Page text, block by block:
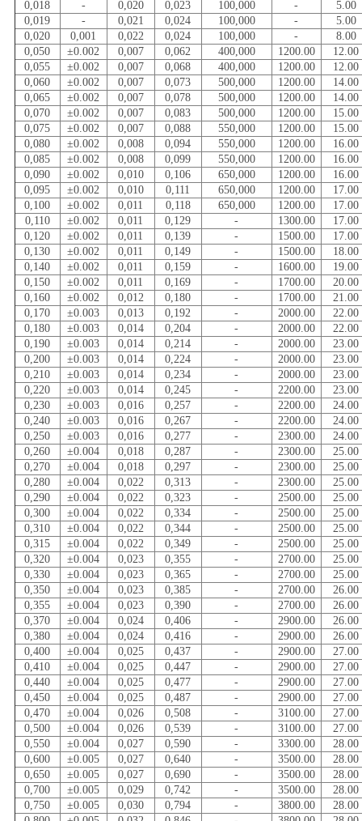
0,018 - 0,020 0,023 100,000 -
5.00
0,019
- 0,021 0,024 100,000 -
5.00
0,020
0,001 0,022 0,024 100,000 -
8.00
0,050
±0.002 0,007 0,062 400,000 1200.00
12.00
0,055
±0.002 0,007 0,068 400,000 1200.00
12.00
0,060
±0.002 0,007 0,073 500,000 1200.00
14.00
0,065
±0.002 0,007 0,078 500,000 1200.00
14.00
0,070
±0.002 0,007 0,083 500,000 1200.00
15.00
0,075
±0.002 0,007 0,088 550,000 1200.00
15.00
0,080
±0.002 0,008 0,094 550,000 1200.00
16.00
0,085
±0.002 0,008 0,099 550,000 1200.00
16.00
0,090
±0.002 0,010 0,106 650,000 1200.00
16.00
0,095
±0.002 0,010 0,111 650,000 1200.00
17.00
0,100
±0.002 0,011 0,118 650,000 1200.00
17.00
0,110
±0.002 0,011 0,129 - 1300.00
17.00
0,120
±0.002 0,011 0,139 - 1500.00
17.00
0,130
±0.002 0,011 0,149 - 1500.00
18.00
0,140
±0.002 0,011 0,159 - 1600.00
19.00
0,150
±0.002 0,011 0,169 - 1700.00
20.00
0,160
±0.002 0,012 0,180 - 1700.00
21.00
0,170
±0.003 0,013 0,192 - 2000.00
22.00
0,180
±0.003 0,014 0,204 - 2000.00
22.00
0,190
±0.003 0,014 0,214 - 2000.00
23.00
0,200
±0.003 0,014 0,224 - 2000.00
23.00
0,210
±0.003 0,014 0,234 - 2000.00
23.00
0,220
±0.003 0,014 0,245 - 2200.00
23.00
0,230
±0.003 0,016 0,257 - 2200.00
24.00
0,240
±0.003 0,016 0,267 - 2200.00
24.00
0,250
±0.003 0,016 0,277 - 2300.00
24.00
0,260
±0.004 0,018 0,287 - 2300.00
25.00
0,270
±0.004 0,018 0,297 - 2300.00
25.00
0,280
±0.004 0,022 0,313 - 2300.00
25.00
0,290
±0.004 0,022 0,323 - 2500.00
25.00
0,300
±0.004 0,022 0,334 - 2500.00
25.00
0,310
±0.004 0,022 0,344 - 2500.00
25.00
0,315
±0.004 0,022 0,349 - 2500.00
25.00
0,320
±0.004 0,023 0,355 - 2700.00
25.00
0,330
±0.004 0,023 0,365 - 2700.00
25.00
0,350
±0.004 0,023 0,385 - 2700.00
26.00
0,355
±0.004 0,023 0,390 - 2700.00
26.00
0,370
±0.004 0,024 0,406 - 2900.00
26.00
0,380
±0.004 0,024 0,416 - 2900.00
26.00
0,400
±0.004 0,025 0,437 - 2900.00
27.00
0,410
±0.004 0,025 0,447 - 2900.00
27.00
0,440
±0.004 0,025 0,477 - 2900.00
27.00
0,450
±0.004 0,025 0,487 - 2900.00
27.00
0,470
±0.004 0,026 0,508 - 3100.00
27.00
0,500
±0.004 0,026 0,539 - 3100.00
27.00
0,550
±0.004 0,027 0,590 - 3300.00
28.00
0,600
±0.005 0,027 0,640 - 3500.00
28.00
0,650
±0.005 0,027 0,690 - 3500.00
28.00
0,700
±0.005 0,029 0,742 - 3500.00
28.00
0,750
±0.005 0,030 0,794 - 3800.00
28.00